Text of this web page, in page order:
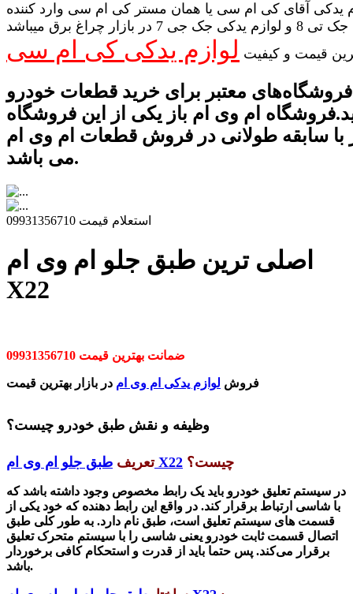
یدکی آقای کی ام سی یا همان مستر کی ام سی وارد کننده
لوازم یدکی جک تی 8 و لوازم یدکی جک جی 7 در بازار چراغ برق میباشد
قیمت و کیفیت لوازم یدکی کی ام سی
معتبر برای خرید قطعات خودرو
ام وی ام باز یکی از این فروشگاه‌
با سابقه طولانی در فروش قطعات ام وی ام
می باشد.
استعلام قیمت 09931356710
اصلی ترین طبق جلو ام وی ام
X22
ضمانت بهترین قیمت 09931356710
فروش لوازم یدکی ام وی ام در بازار بهترین قیمت
وظیفه و نقش طبق خودرو چیست؟
تعریفطبق جلو ام وی ام X22 چیست؟
در سیستم تعلیق خودرو باید یک رابط مخصوص وجود دا شته باشد که
با شاسی ارتباط برقرار کند. در واقع این رابط دهنده که خود یکی از
قسمت های سیستم تعلیق است، طبق نام دارد. به طور کلی طبق
اتصال قسمت ثابت خودرو یعنی شاسی را با سیستم متحرک تعلیق
برقرار می‌کند. پس حتما باید از قدرت و استحکام کافی برخوردار
باشد.